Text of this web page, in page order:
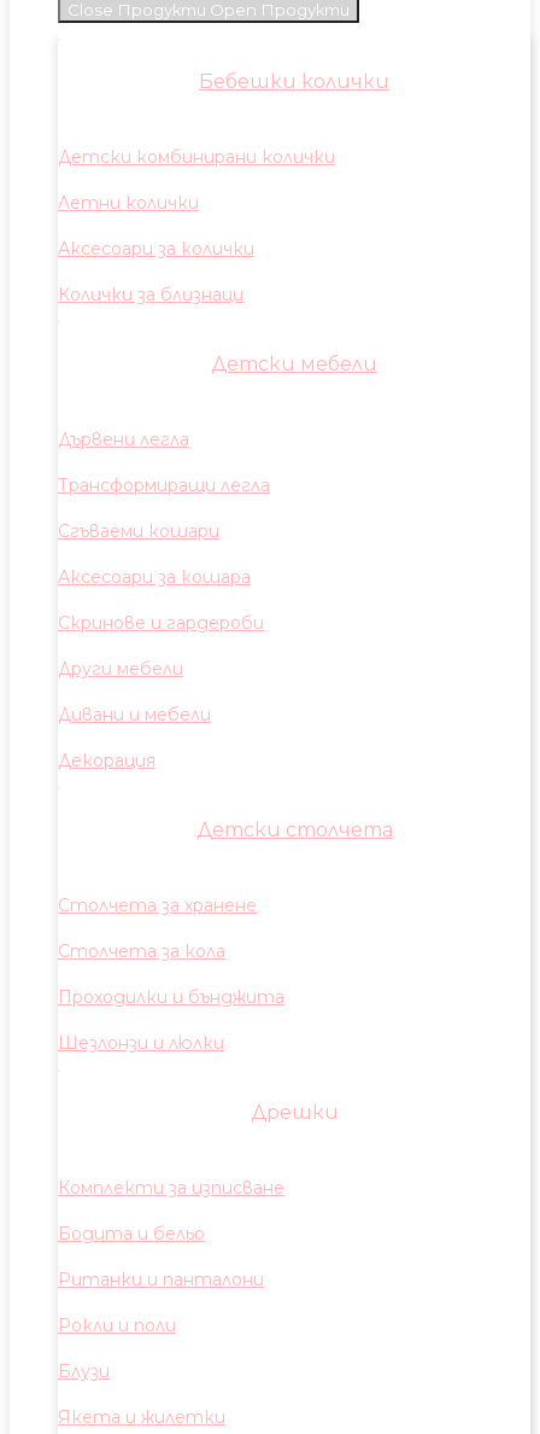
Close Продукти Open Продукти
Бебешки колички
Детски комбинирани колички
Летни колички
Аксесоари за колички
Колички за близнаци
Детски мебели
Дървени легла
Трансформиращи легла
Сгъваеми кошари
Аксесоари за кошара
Скринове и гардероби
Други мебели
Дивани и мебели
Декорация
Детски столчета
Столчета за хранене
Столчета за кола
Проходилки и бънджита
Шезлонзи и люлки
Дрешки
Комплекти за изписване
Бодита и бельо
Ританки и панталони
Рокли и поли
Блузи
Якета и жилетки